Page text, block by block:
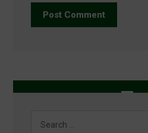
Post Comment